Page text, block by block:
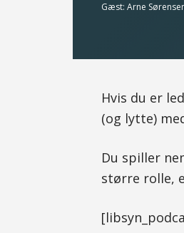
Gæst: Arne
Hvis du er
(og lytte)
Du spiller
større rolle,